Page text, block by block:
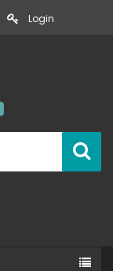
Login